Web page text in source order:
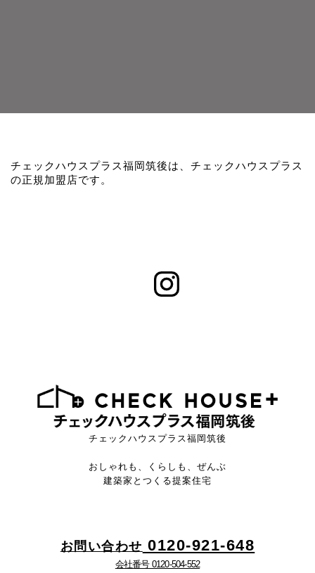
チェックハウスプラス福岡筑後は、チェックハウスプラス
の正規加盟店です。
チェックハウスプラス福岡筑後
おしゃれも、くらしも、ぜんぶ
建築家とつくる提案住宅
お問い合わせ 0120-921-648
会社番号 0120-504-552